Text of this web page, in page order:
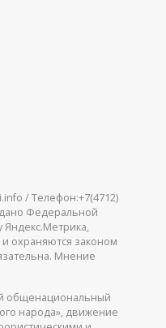
/ Телефон:+7(4712)
Федеральной
Яндекс.Метрика,
охраняются законом
Мнение
общенациональный
народа», движение